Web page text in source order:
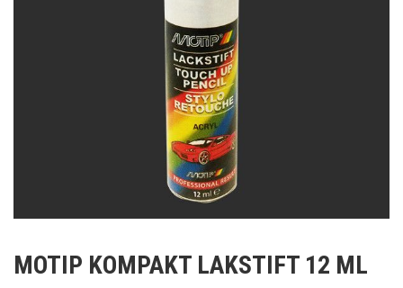
het
MOTIP KOMPAKT LAKSTIFT 12 ML